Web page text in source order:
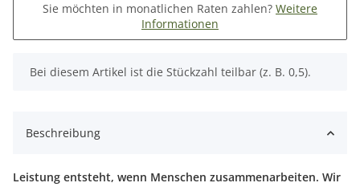
Sie möchten in monatlichen Raten zahlen? Weitere
Informationen
x
Bei diesem Artikel ist die Stückzahl teilbar (z. B. 0,5).
Beschreibung
Leistung entsteht, wenn Menschen zusammenarbeiten. Wir